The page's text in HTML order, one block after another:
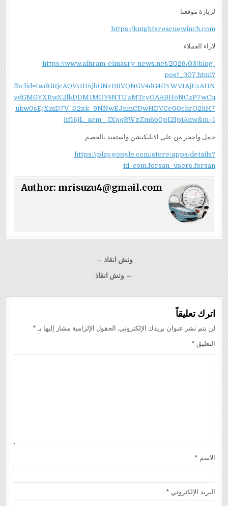
لزيارة موقعنا
https://knightsrescuewinch.com
لاراء العملاء
https://www.alhram-elmasry-news.net/2026/03/blog-
post_307.html?
fbclid=IwdGRjcAQVUD5jbGNrBBVQNGV4dG4DYWVtAjExAHN
ydGMGYXBwX2lkDDM1MDY4NTUzMTcyOAABHoNCzP7wCq
ukw0sEjXmD7V_52zk_9NNwEJnmCDwHDVCe00chrO2hH7
hf16jL_aem_-IXqqRWzZm6b0pI2IpiAnw&m=1
حمل واحجز من على الابليكيشن واستفيد بالخصم
https://play.google.com/store/apps/details?
id=com.forsan_users.forsan
Author: mrisuzu4@gmail.com
ونش انقاذ →
← ونش انقاذ
اترك تعليقاً
لن يتم نشر عنوان بريدك الإلكتروني. الحقول الإلزامية مشار إليها بـ *
التعليق *
الاسم *
البريد الإلكتروني *